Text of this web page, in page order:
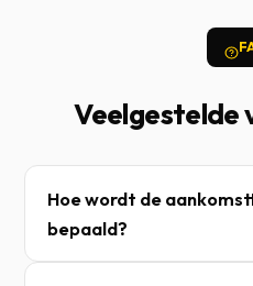
Veelgestelde
Hoe wordt de
bepaald?